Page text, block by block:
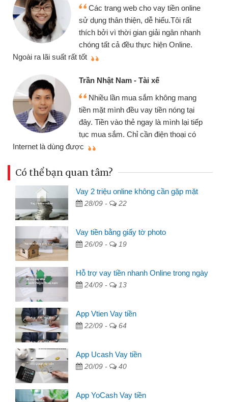
vay tiền online
hiểu.Tôi rất
ngân nhanh
hiện Online.
không mang
tiền nóng tại
là mình lại tiếp
điện thoại có
Mình cần tiền gấp nên
chiếc xe wave nhưng
gói vay tiền bằng CMND
cần gặp mặt nên rất tiện
thiệu cho bạn bè biết
Cấn Văn Lực - Tạp hóa
nhiều lúc cần vốn nhập
đến website qua bạn bè
đã giải quyết được công
Có thể bạn quan tâm?
Vay 2 triệu online không cần gặp mặt
28/09 - 22
Vay tiền bằng giấy tờ photo
26/09 - 19
Hỗ trợ vay tiền nhanh Online trong ngày
24/09 - 13
App Vtien Vay tiền
22/09 - 64
App Ucash Vay tiền
20/09 - 40
App YoCash Vay tiền